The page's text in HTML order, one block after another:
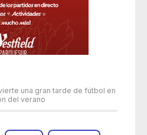
una gran tarde de fútbol en
del verano